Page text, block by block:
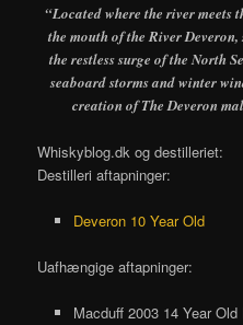
“Located where the river meets
the mouth of the River
the restless surge of the North
seaboard storms and winter
creation of The Deveron
Whiskyblog.dk og destilleriet:
Destilleri aftapninger:
Deveron 10 Year Old
Uafhængige aftapninger:
Macduff 2003 14 Year